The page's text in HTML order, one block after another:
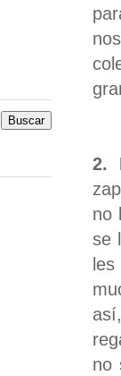
2.
no
se
no